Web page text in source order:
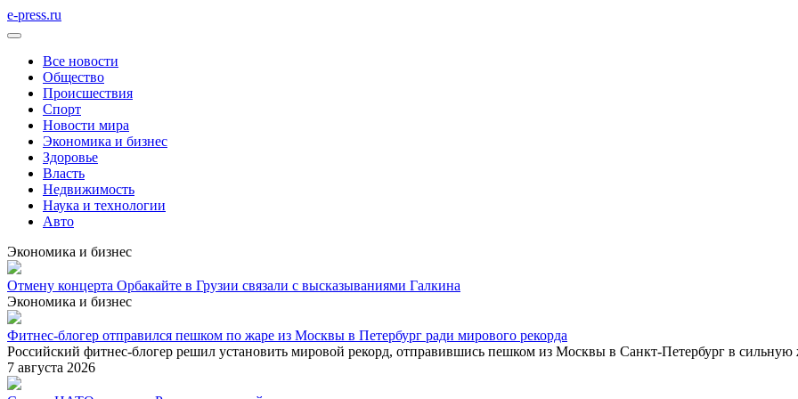
e-press.ru
Все новости
Общество
Происшествия
Спорт
Новости мира
Экономика и бизнес
Здоровье
Власть
Недвижимость
Наука и технологии
Авто
Экономика и бизнес
Отмену концерта Орбакайте в Грузии связали с высказываниями Галкина
Экономика и бизнес
Фитнес-блогер отправился пешком по жаре из Москвы в Петербург ради мирового рекорда
Российский фитнес-блогер решил установить мировой рекорд, отправившись пешком из Москвы в Санкт-Петербург в сильную
7 августа 2026